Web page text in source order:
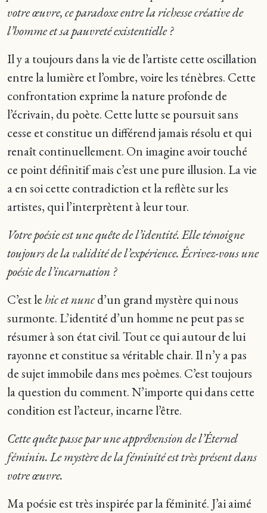
votre œuvre, ce paradoxe entre la richesse créative de
l’homme et sa pauvreté existentielle ?
Il y a toujours dans la vie de l’artiste cette oscillation
entre la lumière et l’ombre, voire les ténèbres. Cette
confrontation exprime la nature profonde de
l’écrivain, du poète. Cette lutte se poursuit sans
cesse et constitue un différend jamais résolu et qui
renaît continuellement. On imagine avoir touché
ce point définitif mais c’est une pure illusion. La vie
a en soi cette contradiction et la reflète sur les
artistes, qui l’interprètent à leur tour.
Votre poésie est une quête de l’identité. Elle témoigne
toujours de la validité de l’expérience. Écrivez-vous une
poésie de l’incarnation ?
C’est lehic et nuncd’un grand mystère qui nous
surmonte. L’identité d’un homme ne peut pas se
résumer à son état civil. Tout ce qui autour de lui
rayonne et constitue sa véritable chair. Il n’y a pas
de sujet immobile dans mes poèmes. C’est toujours
la question du comment. N’importe qui dans cette
condition est l’acteur, incarne l’être.
Cette quête passe par une appréhension de l’Éternel
féminin. Le mystère de la féminité est très présent dans
votre œuvre.
Ma poésie est très inspirée par la féminité. J’ai aimé